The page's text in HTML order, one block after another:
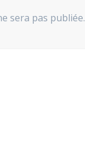
sera pas publiée.